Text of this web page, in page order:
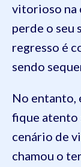
vitorioso na
perde o seu
regresso é
sendo
No entanto,
fique atento
cenário de
chamou o